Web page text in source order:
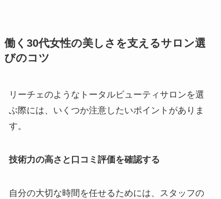
働く30代女性の美しさを支えるサロン選
びのコツ
リーチェのようなトータルビューティサロンを選
ぶ際には、いくつか注意したいポイントがありま
す。
技術力の高さと口コミ評価を確認する
自分の大切な時間を任せるためには、スタッフの